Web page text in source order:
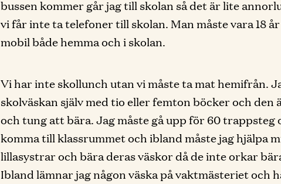
bussen kommer går jag till skolan så det är lite
vi får inte ta telefoner till skolan. Man måste vara 18
mobil både hemma och i skolan.
Vi har inte skollunch utan vi måste ta mat hemifrån.
skolväskan själv med tio eller femton böcker och den
och tung att bära. Jag måste gå upp för 60 trappsteg
komma till klassrummet och ibland måste jag hjälpa
lillasystrar och bära deras väskor då de inte orkar
Ibland lämnar jag någon väska på vaktmästeriet och